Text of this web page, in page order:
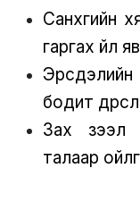
гаргах үйл
бодит
Зах зээл
талаар